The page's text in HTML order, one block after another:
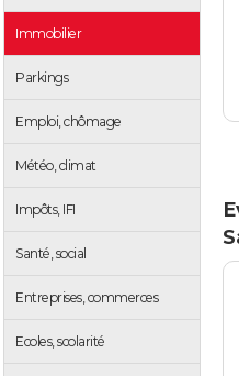
Immobilier
Parkings
Emploi, chômage
Météo, climat
Impôts, IFI
Santé, social
Entreprises, commerces
Ecoles, scolarité